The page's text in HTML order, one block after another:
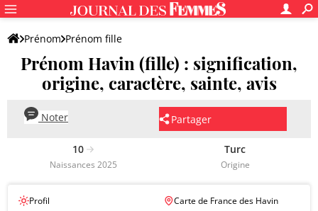
Prénom Prénom fille
Prénom Havin (fille) : signification,
origine, caractère, sainte, avis
Partager
Noter
10
Naissances 2025
Turc
Origine
Profil
Carte de France des Havin